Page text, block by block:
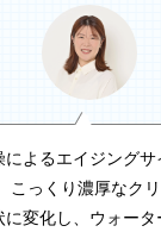
によるエイジング
こっくり濃厚なク
に変化し、ウォー